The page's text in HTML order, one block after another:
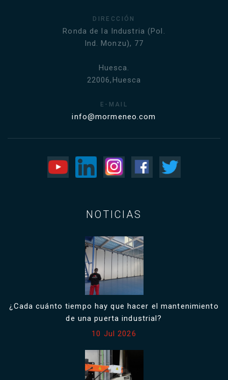
DIRECCIÓN
Ronda de la Industria (Pol.
Ind. Monzu), 77
Huesca.
22006,Huesca
E-MAIL
info@mormeneo.com
NOTICIAS
¿Cada cuánto tiempo hay que hacer el mantenimiento
de una puerta industrial?
10 Jul 2026